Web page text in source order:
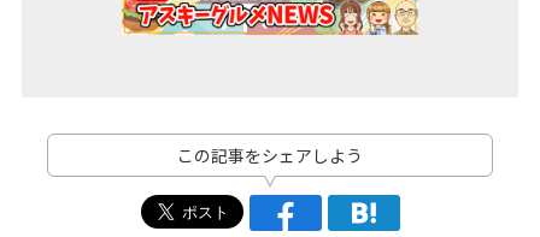
この記事をシェアしよう